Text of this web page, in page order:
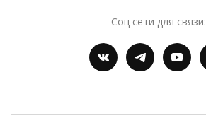
Соц сети для связи: